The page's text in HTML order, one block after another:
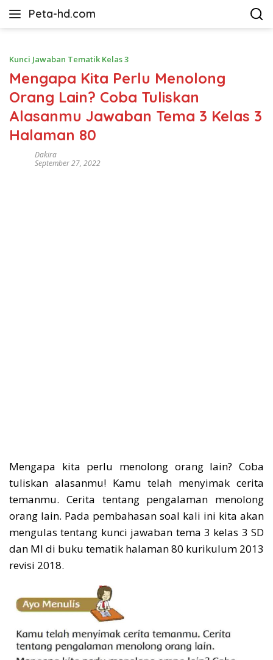
Peta-hd.com
Kumpulan
HD
Kunci Jawaban Tematik Kelas 3
Mengapa Kita Perlu Menolong
Orang Lain? Coba Tuliskan
Alasanmu Jawaban Tema 3 Kelas 3
Halaman 80
Dakira
September 27, 2022
Mengapa kita perlu menolong orang lain? Coba
tuliskan alasanmu! Kamu telah menyimak cerita
temanmu. Cerita tentang pengalaman menolong
orang lain. Pada pembahasan soal kali ini kita akan
mengulas tentang kunci jawaban tema 3 kelas 3 SD
dan MI di buku tematik halaman 80 kurikulum 2013
revisi 2018.